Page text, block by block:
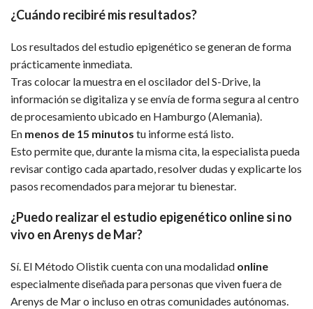
¿Cuándo recibiré mis resultados?
Los resultados del estudio epigenético se generan de forma
prácticamente inmediata.
Tras colocar la muestra en el oscilador del S-Drive, la
información se digitaliza y se envía de forma segura al centro
de procesamiento ubicado en Hamburgo (Alemania).
En menos de 15 minutos tu informe está listo.
Esto permite que, durante la misma cita, la especialista pueda
revisar contigo cada apartado, resolver dudas y explicarte los
pasos recomendados para mejorar tu bienestar.
¿Puedo realizar el estudio epigenético online si no
vivo en Arenys de Mar?
Sí. El Método Olistik cuenta con una modalidad online
especialmente diseñada para personas que viven fuera de
Arenys de Mar o incluso en otras comunidades autónomas.